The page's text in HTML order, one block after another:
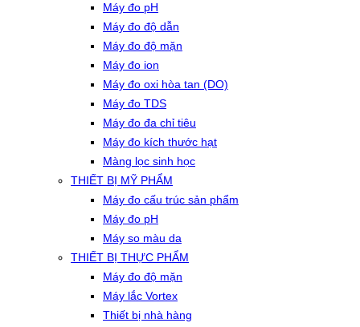
Máy đo pH
Máy đo độ dẫn
Máy đo độ mặn
Máy đo ion
Máy đo oxi hòa tan (DO)
Máy đo TDS
Máy đo đa chỉ tiêu
Máy đo kích thước hạt
Màng lọc sinh học
THIẾT BỊ MỸ PHẨM
Máy đo cấu trúc sản phẩm
Máy đo pH
Máy so màu da
THIẾT BỊ THỰC PHẨM
Máy đo độ mặn
Máy lắc Vortex
Thiết bị nhà hàng